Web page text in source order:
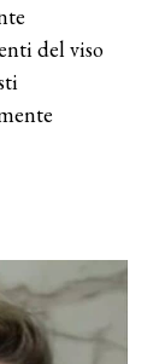
del viso